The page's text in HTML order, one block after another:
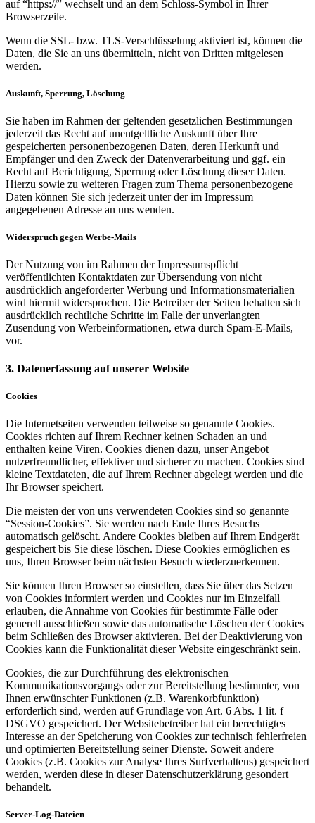
auf “https://” wechselt und an dem Schloss-Symbol in Ihrer
Browserzeile.
Wenn die SSL- bzw. TLS-Verschlüsselung aktiviert ist, können die
Daten, die Sie an uns übermitteln, nicht von Dritten mitgelesen
werden.
Auskunft, Sperrung, Löschung
Sie haben im Rahmen der geltenden gesetzlichen Bestimmungen
jederzeit das Recht auf unentgeltliche Auskunft über Ihre
gespeicherten personenbezogenen Daten, deren Herkunft und
Empfänger und den Zweck der Datenverarbeitung und ggf. ein
Recht auf Berichtigung, Sperrung oder Löschung dieser Daten.
Hierzu sowie zu weiteren Fragen zum Thema personenbezogene
Daten können Sie sich jederzeit unter der im Impressum
angegebenen Adresse an uns wenden.
Widerspruch gegen Werbe-Mails
Der Nutzung von im Rahmen der Impressumspflicht
veröffentlichten Kontaktdaten zur Übersendung von nicht
ausdrücklich angeforderter Werbung und Informationsmaterialien
wird hiermit widersprochen. Die Betreiber der Seiten behalten sich
ausdrücklich rechtliche Schritte im Falle der unverlangten
Zusendung von Werbeinformationen, etwa durch Spam-E-Mails,
vor.
3. Datenerfassung auf unserer Website
Cookies
Die Internetseiten verwenden teilweise so genannte Cookies.
Cookies richten auf Ihrem Rechner keinen Schaden an und
enthalten keine Viren. Cookies dienen dazu, unser Angebot
nutzerfreundlicher, effektiver und sicherer zu machen. Cookies sind
kleine Textdateien, die auf Ihrem Rechner abgelegt werden und die
Ihr Browser speichert.
Die meisten der von uns verwendeten Cookies sind so genannte
“Session-Cookies”. Sie werden nach Ende Ihres Besuchs
automatisch gelöscht. Andere Cookies bleiben auf Ihrem Endgerät
gespeichert bis Sie diese löschen. Diese Cookies ermöglichen es
uns, Ihren Browser beim nächsten Besuch wiederzuerkennen.
Sie können Ihren Browser so einstellen, dass Sie über das Setzen
von Cookies informiert werden und Cookies nur im Einzelfall
erlauben, die Annahme von Cookies für bestimmte Fälle oder
generell ausschließen sowie das automatische Löschen der Cookies
beim Schließen des Browser aktivieren. Bei der Deaktivierung von
Cookies kann die Funktionalität dieser Website eingeschränkt sein.
Cookies, die zur Durchführung des elektronischen
Kommunikationsvorgangs oder zur Bereitstellung bestimmter, von
Ihnen erwünschter Funktionen (z.B. Warenkorbfunktion)
erforderlich sind, werden auf Grundlage von Art. 6 Abs. 1 lit. f
DSGVO gespeichert. Der Websitebetreiber hat ein berechtigtes
Interesse an der Speicherung von Cookies zur technisch fehlerfreien
und optimierten Bereitstellung seiner Dienste. Soweit andere
Cookies (z.B. Cookies zur Analyse Ihres Surfverhaltens) gespeichert
werden, werden diese in dieser Datenschutzerklärung gesondert
behandelt.
Server-Log-Dateien